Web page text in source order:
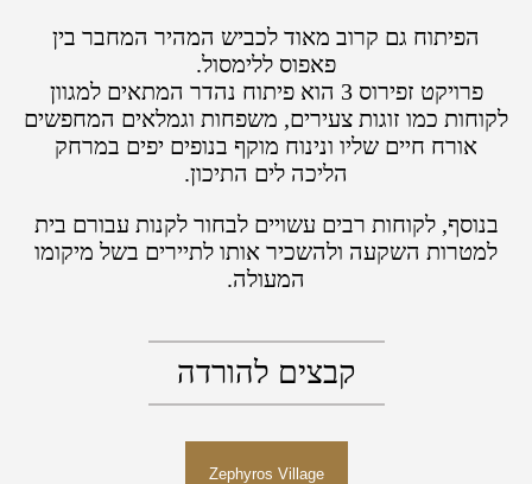
הפיתוח גם קרוב מאוד לכביש המהיר המחבר בין
פאפוס ללימסול.
פרויקט זפירוס 3 הוא פיתוח נהדר המתאים למגוון
לקוחות כמו זוגות צעירים, משפחות וגמלאים המחפשים
אורח חיים שליו ונינוח מוקף בנופים יפים במרחק
הליכה לים התיכון.
בנוסף, לקוחות רבים עשויים לבחור לקנות עבורם בית
למטרות השקעה ולהשכיר אותו לתיירים בשל מיקומו
המעולה.
קבצים להורדה
Zephyros Village